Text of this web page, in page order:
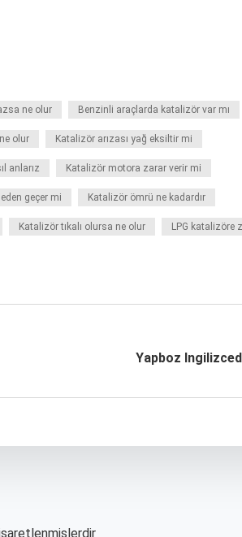
ne olur Benzinli araçlarda katalizör var mı
olur Katalizör arızası yağ eksiltir mi
anlarız Katalizör motora zarar verir mi
geçer mi Katalizör ömrü ne kadardır
Katalizör tıkalı olursa ne olur LPG katalizöre
Yapboz